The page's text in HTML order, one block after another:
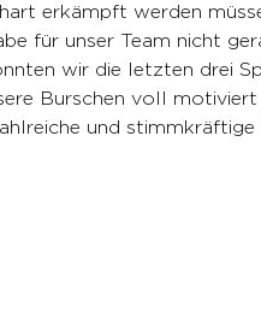
erkämpft werden
für unser Team nicht
wir die letzten drei
Burschen voll
und